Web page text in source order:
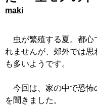
maki
虫が繁殖する夏。都心
れませんが、郊外では思
も多いようです。
今回は、家の中で恐怖
を聞きました。